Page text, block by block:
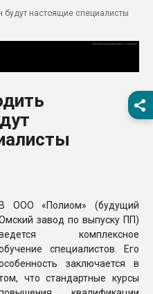
28.07.2026
28.07.2026
ПЕРЕЙТИ НА
будут настоящие специалисты
ООО «Полиом» (будущий
завод по выпуску ПП)
комплексное
специалистов. Его
заключается в
что стандартные курсы